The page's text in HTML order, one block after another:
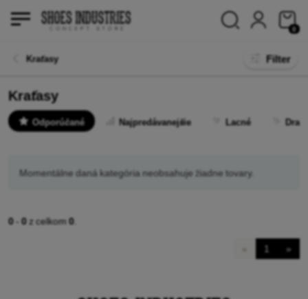
0
Kraťasy Filter
Kraťasy
Odporúčané Najpredávanejšie Lacné
Momentálne daná kategória neobsahuje žiadne tovary.
0 -0z celkom0
1 »